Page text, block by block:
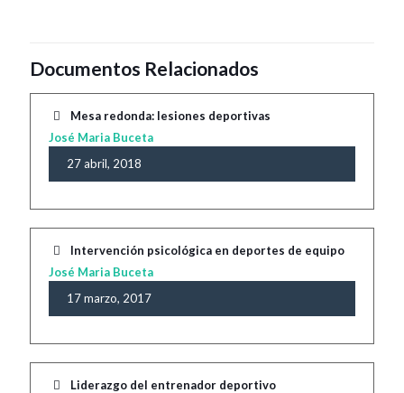
Documentos Relacionados
Mesa redonda: lesiones deportivas
José Maria Buceta
27 abril, 2018
Intervención psicológica en deportes de equipo
José Maria Buceta
17 marzo, 2017
Liderazgo del entrenador deportivo